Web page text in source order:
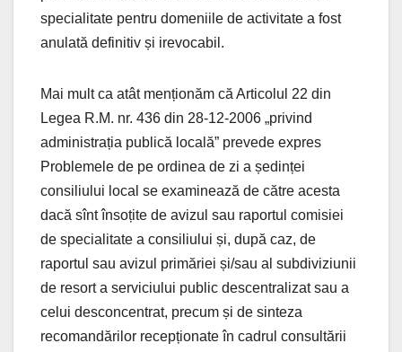
specialitate pentru domeniile de activitate a fost
anulată definitiv și irevocabil.
Mai mult ca atât menționăm că Articolul 22 din
Legea R.M. nr. 436 din 28-12-2006 „privind
administrația publică locală” prevede expres
Problemele de pe ordinea de zi a ședinței
consiliului local se examinează de către acesta
dacă sînt însoțite de avizul sau raportul comisiei
de specialitate a consiliului și, după caz, de
raportul sau avizul primăriei și/sau al subdiviziunii
de resort a serviciului public descentralizat sau a
celui desconcentrat, precum și de sinteza
recomandărilor recepționate în cadrul consultării